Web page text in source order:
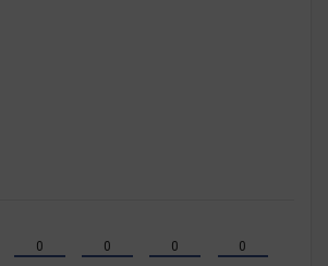
0 0 0 0